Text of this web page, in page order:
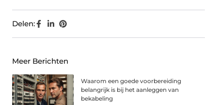
Delen:
Meer Berichten
Waarom een goede voorbereiding
belangrijk is bij het aanleggen van
bekabeling